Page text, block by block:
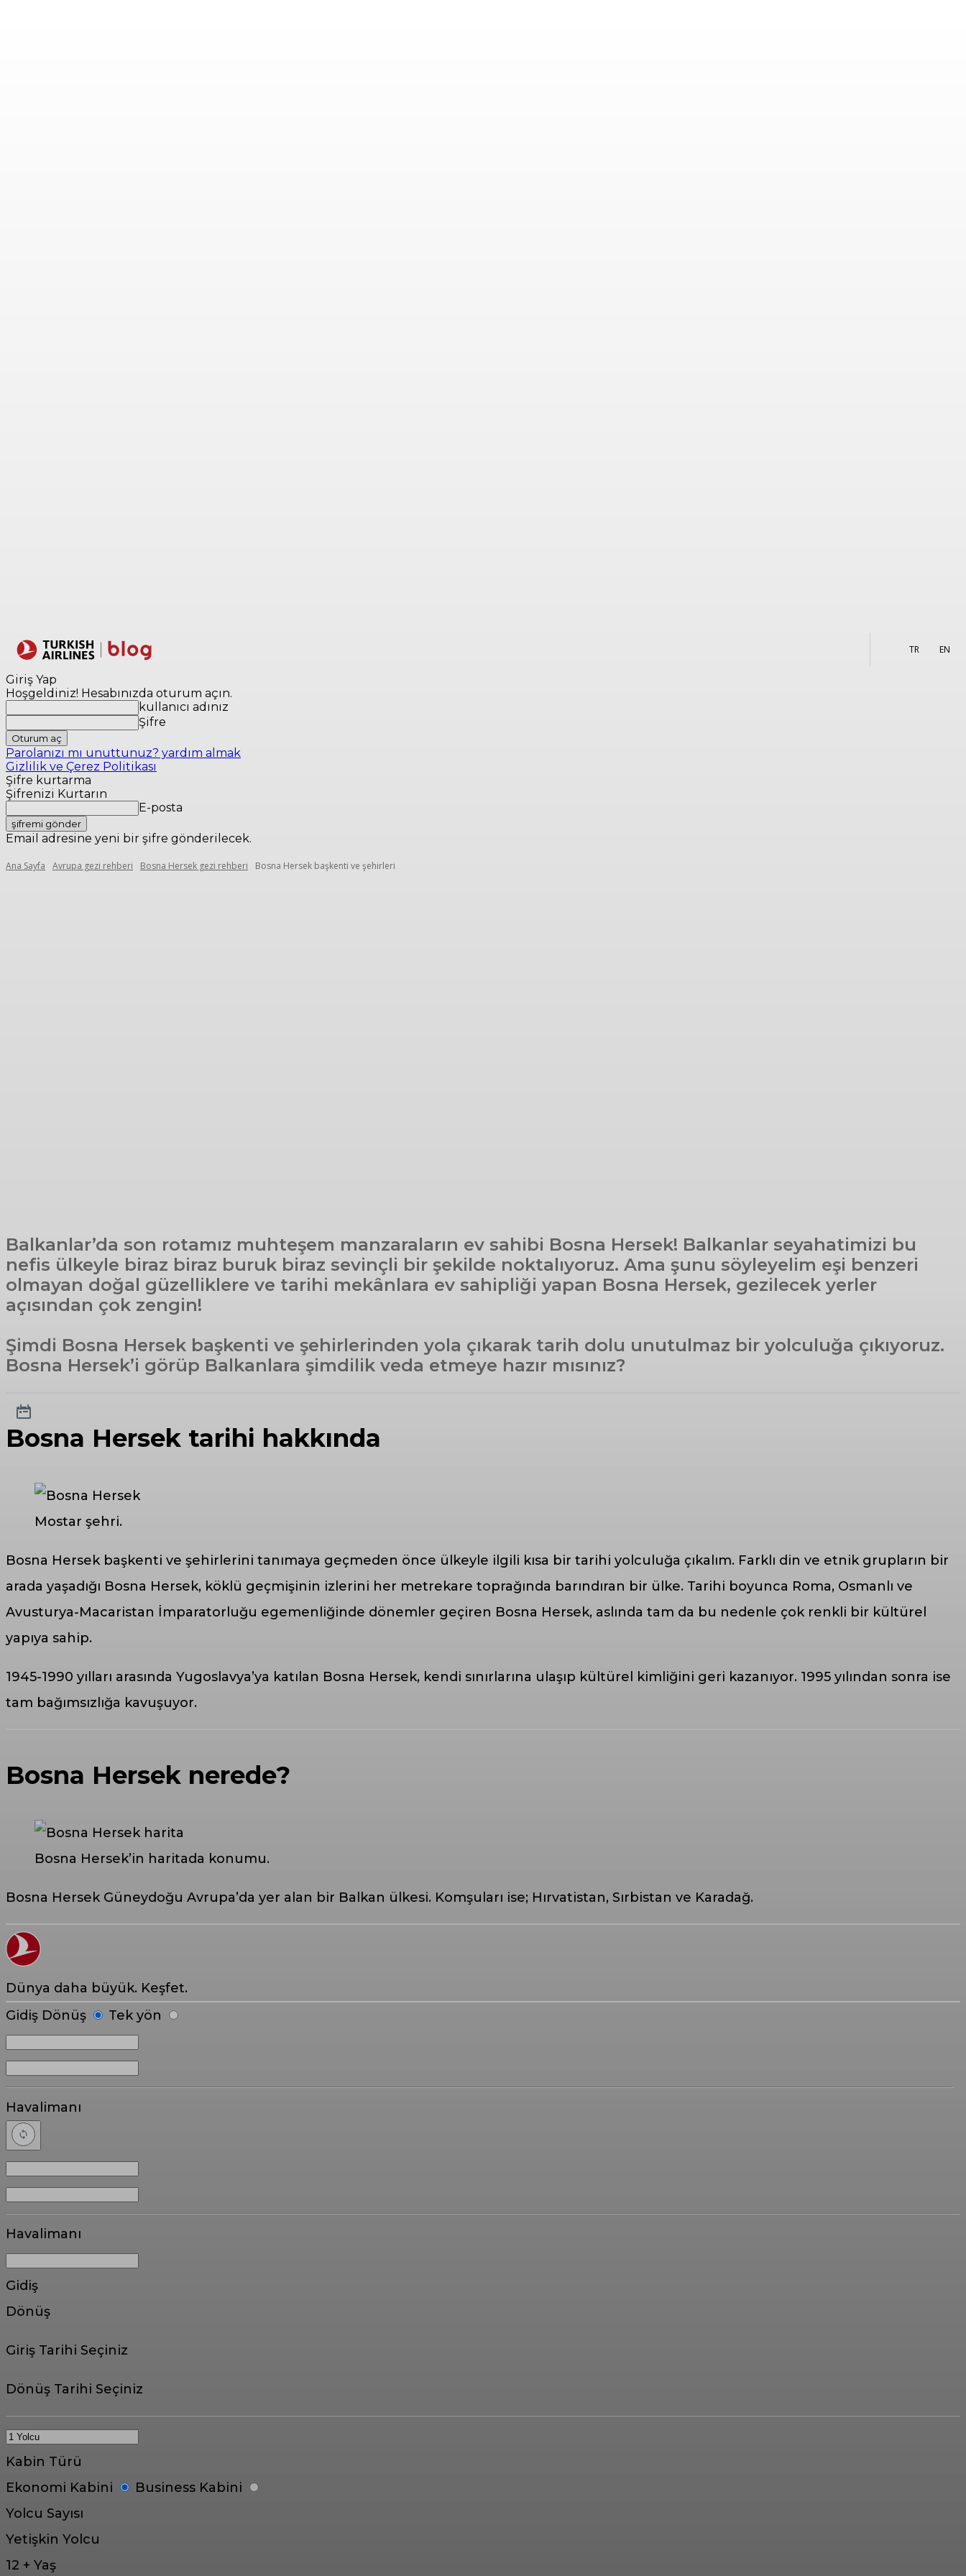
TR EN
Giriş Yap
Hoşgeldiniz! Hesabınızda oturum açın.
kullanıcı adınız
Şifre
Parolanızı mı unuttunuz? yardım almak
Gizlilik ve Çerez Politikası
Şifre kurtarma
Şifrenizi Kurtarın
E-posta
Email adresine yeni bir şifre gönderilecek.
Ana Sayfa Avrupa gezi rehberi Bosna Hersek gezi rehberi Bosna Hersek başkenti ve şehirleri
Balkanlar’da son rotamız muhteşem manzaraların ev sahibi Bosna Hersek! Balkanlar seyahatimizi bu
nefis ülkeyle biraz biraz buruk biraz sevinçli bir şekilde noktalıyoruz. Ama şunu söyleyelim eşi benzeri
olmayan doğal güzelliklere ve tarihi mekânlara ev sahipliği yapan Bosna Hersek, gezilecek yerler
açısından çok zengin!
Şimdi Bosna Hersek başkenti ve şehirlerinden yola çıkarak tarih dolu unutulmaz bir yolculuğa çıkıyoruz.
Bosna Hersek’i görüp Balkanlara şimdilik veda etmeye hazır mısınız?
Bosna Hersek tarihi hakkında
Mostar şehri.
Bosna Hersek başkenti ve şehirlerini tanımaya geçmeden önce ülkeyle ilgili kısa bir tarihi yolculuğa çıkalım. Farklı din ve etnik grupların bir
arada yaşadığı Bosna Hersek, köklü geçmişinin izlerini her metrekare toprağında barındıran bir ülke. Tarihi boyunca Roma, Osmanlı ve
Avusturya-Macaristan İmparatorluğu egemenliğinde dönemler geçiren Bosna Hersek, aslında tam da bu nedenle çok renkli bir kültürel
yapıya sahip.
1945-1990 yılları arasında Yugoslavya’ya katılan Bosna Hersek, kendi sınırlarına ulaşıp kültürel kimliğini geri kazanıyor. 1995 yılından sonra ise
tam bağımsızlığa kavuşuyor.
Bosna Hersek nerede?
Bosna Hersek’in haritada konumu.
Bosna Hersek Güneydoğu Avrupa’da yer alan bir Balkan ülkesi. Komşuları ise; Hırvatistan, Sırbistan ve Karadağ.
Dünya daha büyük. Keşfet.
Gidiş Dönüş
Tek yön
Havalimanı
Havalimanı
Gidiş
Dönüş
Giriş Tarihi Seçiniz
Dönüş Tarihi Seçiniz
Kabin Türü
Ekonomi Kabini
Business Kabini
Yolcu Sayısı
Yetişkin Yolcu
12 + Yaş